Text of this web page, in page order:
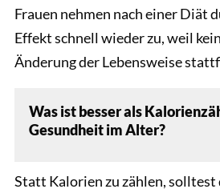
Frauen nehmen nach einer Diät
Effekt schnell wieder zu, weil
Änderung der Lebensweise
Was ist besser als
Gesundheit im Alter?
Statt Kalorien zu zählen,